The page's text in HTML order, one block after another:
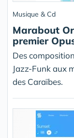
Musique & Cd
Marabout
premier
Des
Jazz-Funk aux
des Caraïbes.